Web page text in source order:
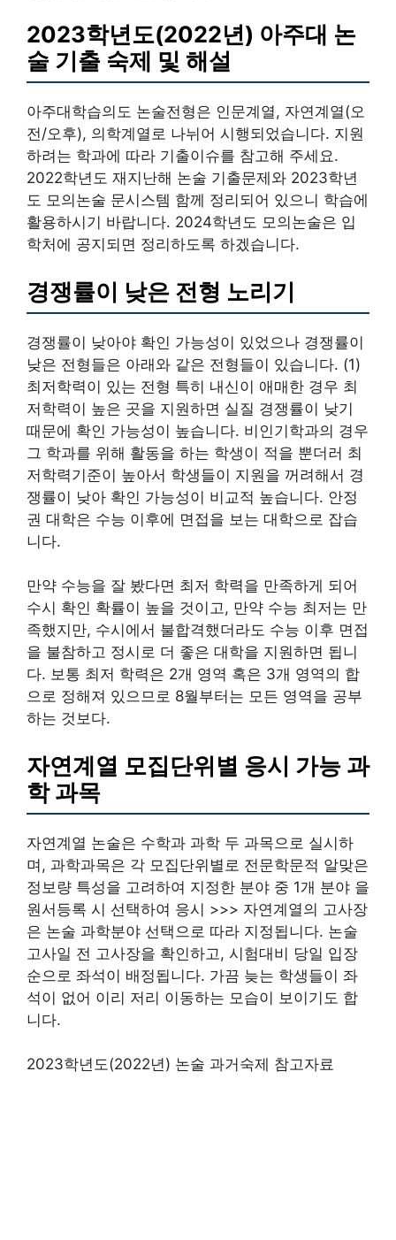
2023학년도(2022년) 아주대 논
술 기출 숙제 및 해설
아주대학습의도 논술전형은 인문계열, 자연계열(오
전/오후), 의학계열로 나뉘어 시행되었습니다. 지원
하려는 학과에 따라 기출이슈를 참고해 주세요.
2022학년도 재지난해 논술 기출문제와 2023학년
도 모의논술 문시스템 함께 정리되어 있으니 학습에
활용하시기 바랍니다. 2024학년도 모의논술은 입
학처에 공지되면 정리하도록 하겠습니다.
경쟁률이 낮은 전형 노리기
경쟁률이 낮아야 확인 가능성이 있었으나 경쟁률이
낮은 전형들은 아래와 같은 전형들이 있습니다. (1)
최저학력이 있는 전형 특히 내신이 애매한 경우 최
저학력이 높은 곳을 지원하면 실질 경쟁률이 낮기
때문에 확인 가능성이 높습니다. 비인기학과의 경우
그 학과를 위해 활동을 하는 학생이 적을 뿐더러 최
저학력기준이 높아서 학생들이 지원을 꺼려해서 경
쟁률이 낮아 확인 가능성이 비교적 높습니다. 안정
권 대학은 수능 이후에 면접을 보는 대학으로 잡습
니다.
만약 수능을 잘 봤다면 최저 학력을 만족하게 되어
수시 확인 확률이 높을 것이고, 만약 수능 최저는 만
족했지만, 수시에서 불합격했더라도 수능 이후 면접
을 불참하고 정시로 더 좋은 대학을 지원하면 됩니
다. 보통 최저 학력은 2개 영역 혹은 3개 영역의 합
으로 정해져 있으므로 8월부터는 모든 영역을 공부
하는 것보다.
자연계열 모집단위별 응시 가능 과
학 과목
자연계열 논술은 수학과 과학 두 과목으로 실시하
며, 과학과목은 각 모집단위별로 전문학문적 알맞은
정보량 특성을 고려하여 지정한 분야 중 1개 분야 을
원서등록 시 선택하여 응시 >>> 자연계열의 고사장
은 논술 과학분야 선택으로 따라 지정됩니다. 논술
고사일 전 고사장을 확인하고, 시험대비 당일 입장
순으로 좌석이 배정됩니다. 가끔 늦는 학생들이 좌
석이 없어 이리 저리 이동하는 모습이 보이기도 합
니다.
2023학년도(2022년) 논술 과거숙제 참고자료